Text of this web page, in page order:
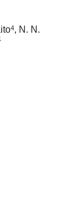
4, N. N.